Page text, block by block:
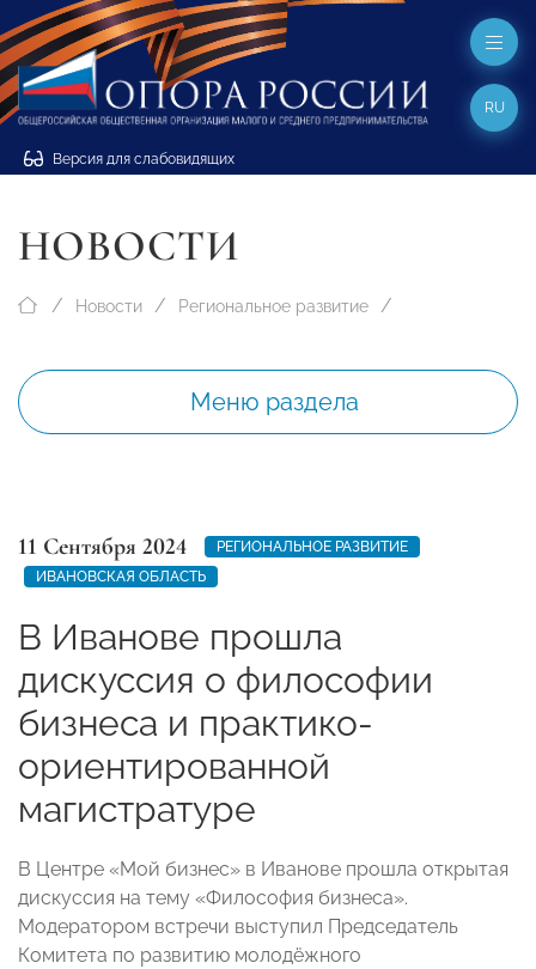
Версия для слабовидящих
RU
НОВОСТИ
Новости Региональное развитие
Меню раздела
11 Сентября 2024
РЕГИОНАЛЬНОЕ РАЗВИТИЕ
ИВАНОВСКАЯ ОБЛАСТЬ
В Иванове прошла
дискуссия о философии
бизнеса и практико-
ориентированной
магистратуре
В Центре «Мой бизнес» в Иванове прошла открытая
дискуссия на тему «Философия бизнеса».
Модератором встречи выступил Председатель
Комитета по развитию молодёжного